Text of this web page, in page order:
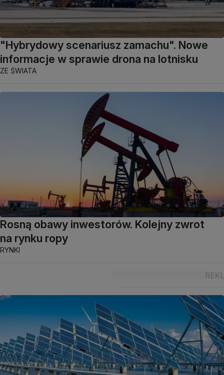
"Hybrydowy scenariusz zamachu". Nowe
informacje w sprawie drona na lotnisku
ZE ŚWIATA
Rosną obawy inwestorów. Kolejny zwrot
na rynku ropy
RYNKI